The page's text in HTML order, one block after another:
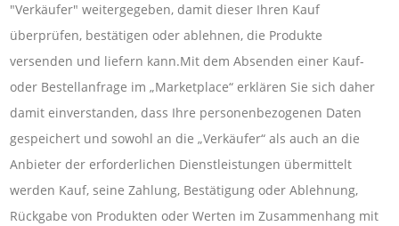
"Verkäufer" weitergegeben, damit dieser Ihren Kauf
überprüfen, bestätigen oder ablehnen, die Produkte
versenden und liefern kann.Mit dem Absenden einer Kauf-
oder Bestellanfrage im „Marketplace“ erklären Sie sich daher
damit einverstanden, dass Ihre personenbezogenen Daten
gespeichert und sowohl an die „Verkäufer“ als auch an die
Anbieter der erforderlichen Dienstleistungen übermittelt
werden Kauf, seine Zahlung, Bestätigung oder Ablehnung,
Rückgabe von Produkten oder Werten im Zusammenhang mit